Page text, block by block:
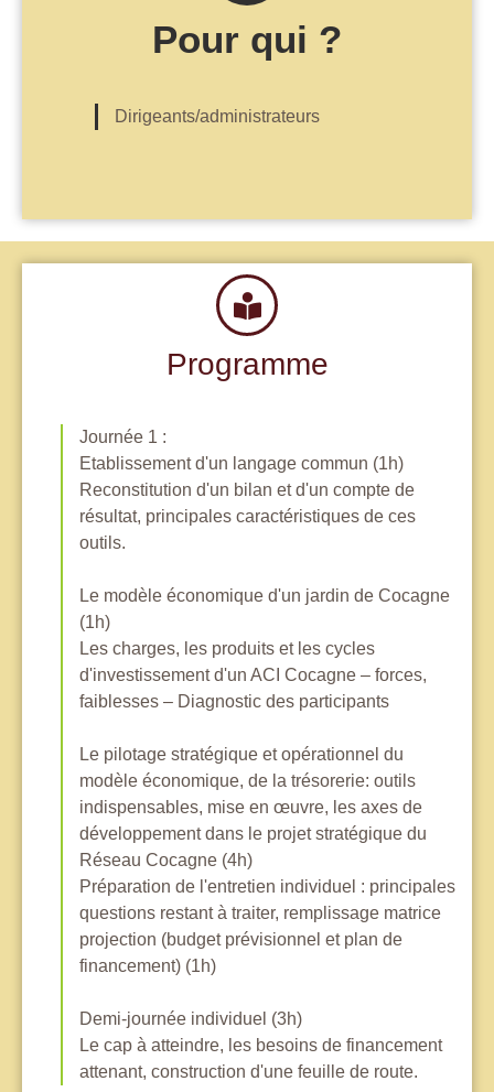
Pour qui ?
Dirigeants/administrateurs
Programme
Journée 1 :
Etablissement d'un langage commun (1h)
Reconstitution d'un bilan et d'un compte de
résultat, principales caractéristiques de ces
outils.
Le modèle économique d'un jardin de Cocagne
(1h)
Les charges, les produits et les cycles
d'investissement d'un ACI Cocagne – forces,
faiblesses – Diagnostic des participants
Le pilotage stratégique et opérationnel du
modèle économique, de la trésorerie: outils
indispensables, mise en œuvre, les axes de
développement dans le projet stratégique du
Réseau Cocagne (4h)
Préparation de l'entretien individuel : principales
questions restant à traiter, remplissage matrice
projection (budget prévisionnel et plan de
financement) (1h)
Demi-journée individuel (3h)
Le cap à atteindre, les besoins de financement
attenant, construction d'une feuille de route.